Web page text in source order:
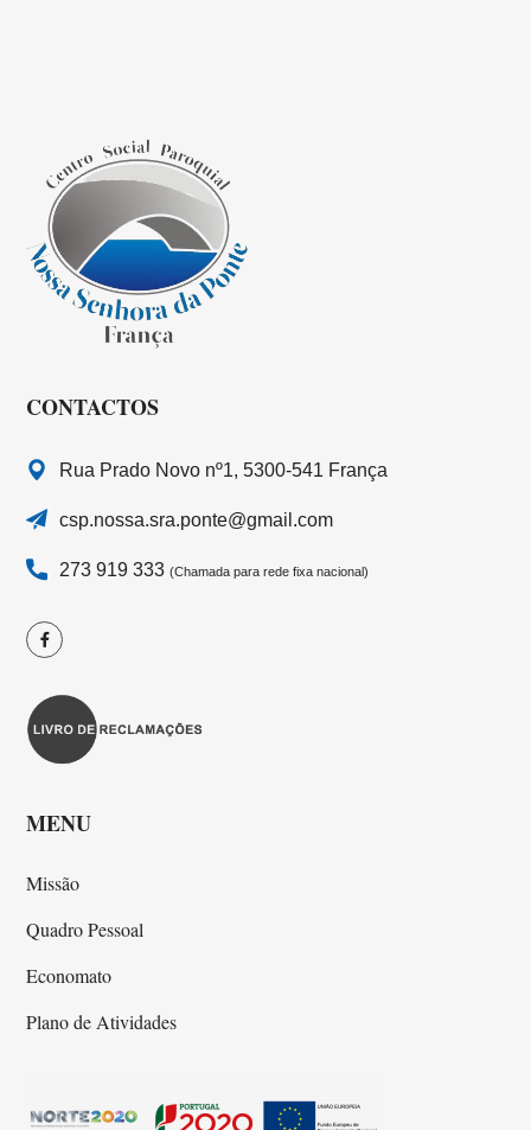
CONTACTOS
Rua Prado Novo nº1, 5300-541 França
csp.nossa.sra.ponte@gmail.com
273 919 333(Chamada para rede fixa nacional)
MENU
Missão
Quadro Pessoal
Economato
Plano de Atividades